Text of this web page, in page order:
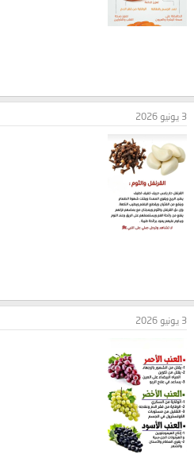
3 يونيو 2026
3 يونيو 2026